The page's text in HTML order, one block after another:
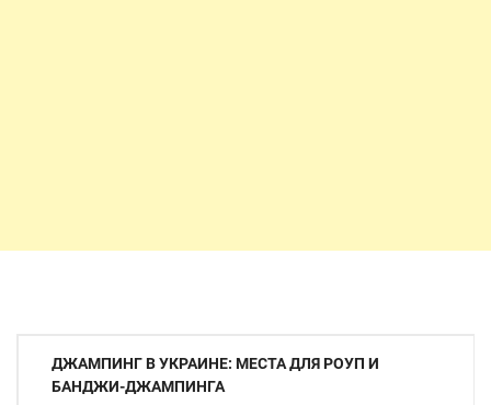
Навигация
ДЖАМПИНГ В УКРАИНЕ: МЕСТА ДЛЯ РОУП И
БАНДЖИ-ДЖАМПИНГА